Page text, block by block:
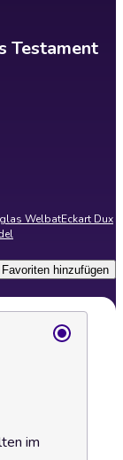
Testament
WelbatEckart Dux
hinzufügen
im